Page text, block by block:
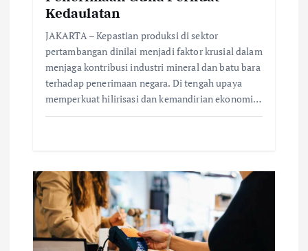
Kedaulatan
JAKARTA – Kepastian produksi di sektor
pertambangan dinilai menjadi faktor krusial dalam
menjaga kontribusi industri mineral dan batu bara
terhadap penerimaan negara. Di tengah upaya
memperkuat hilirisasi dan kemandirian ekonomi…